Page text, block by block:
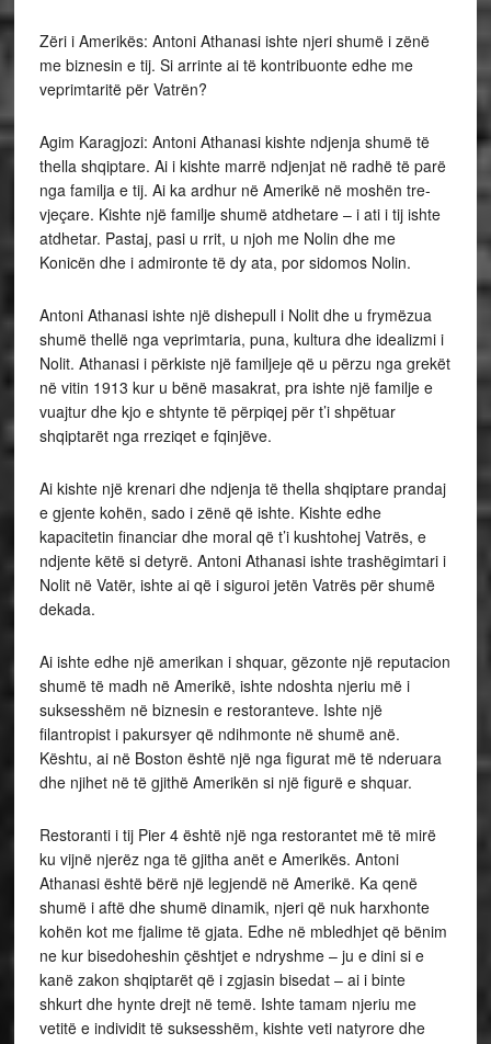
Zëri i Amerikës: Antoni Athanasi ishte njeri shumë i zënë
me biznesin e tij. Si arrinte ai të kontribuonte edhe me
veprimtaritë për Vatrën?
Agim Karagjozi: Antoni Athanasi kishte ndjenja shumë të
thella shqiptare. Ai i kishte marrë ndjenjat në radhë të parë
nga familja e tij. Ai ka ardhur në Amerikë në moshën tre-
vjeçare. Kishte një familje shumë atdhetare – i ati i tij ishte
atdhetar. Pastaj, pasi u rrit, u njoh me Nolin dhe me
Konicën dhe i admironte të dy ata, por sidomos Nolin.
Antoni Athanasi ishte një dishepull i Nolit dhe u frymëzua
shumë thellë nga veprimtaria, puna, kultura dhe idealizmi i
Nolit. Athanasi i përkiste një familjeje që u përzu nga grekët
në vitin 1913 kur u bënë masakrat, pra ishte një familje e
vuajtur dhe kjo e shtynte të përpiqej për t’i shpëtuar
shqiptarët nga rreziqet e fqinjëve.
Ai kishte një krenari dhe ndjenja të thella shqiptare prandaj
e gjente kohën, sado i zënë që ishte. Kishte edhe
kapacitetin financiar dhe moral që t’i kushtohej Vatrës, e
ndjente këtë si detyrë. Antoni Athanasi ishte trashëgimtari i
Nolit në Vatër, ishte ai që i siguroi jetën Vatrës për shumë
dekada.
Ai ishte edhe një amerikan i shquar, gëzonte një reputacion
shumë të madh në Amerikë, ishte ndoshta njeriu më i
suksesshëm në biznesin e restoranteve. Ishte një
filantropist i pakursyer që ndihmonte në shumë anë.
Kështu, ai në Boston është një nga figurat më të nderuara
dhe njihet në të gjithë Amerikën si një figurë e shquar.
Restoranti i tij Pier 4 është një nga restorantet më të mirë
ku vijnë njerëz nga të gjitha anët e Amerikës. Antoni
Athanasi është bërë një legjendë në Amerikë. Ka qenë
shumë i aftë dhe shumë dinamik, njeri që nuk harxhonte
kohën kot me fjalime të gjata. Edhe në mbledhjet që bënim
ne kur bisedoheshin çështjet e ndryshme – ju e dini si e
kanë zakon shqiptarët që i zgjasin bisedat – ai i binte
shkurt dhe hynte drejt në temë. Ishte tamam njeriu me
vetitë e individit të suksesshëm, kishte veti natyrore dhe